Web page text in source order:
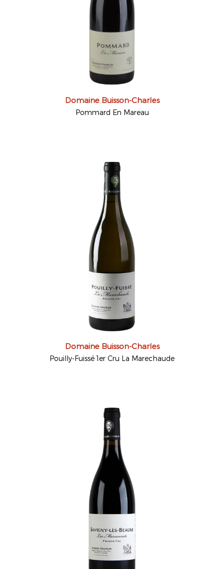
Domaine Buisson-Charles
Pommard En Mareau
Domaine Buisson-Charles
Pouilly-Fuissé 1er Cru La Marechaude